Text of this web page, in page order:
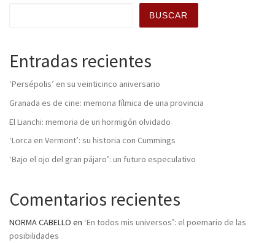
BUSCAR
Entradas recientes
‘Persépolis’ en su veinticinco aniversario
Granada es de cine: memoria fílmica de una provincia
El Lianchi: memoria de un hormigón olvidado
‘Lorca en Vermont’: su historia con Cummings
‘Bajo el ojo del gran pájaro’: un futuro especulativo
Comentarios recientes
NORMA CABELLO en ‘En todos mis universos’: el poemario de las
posibilidades